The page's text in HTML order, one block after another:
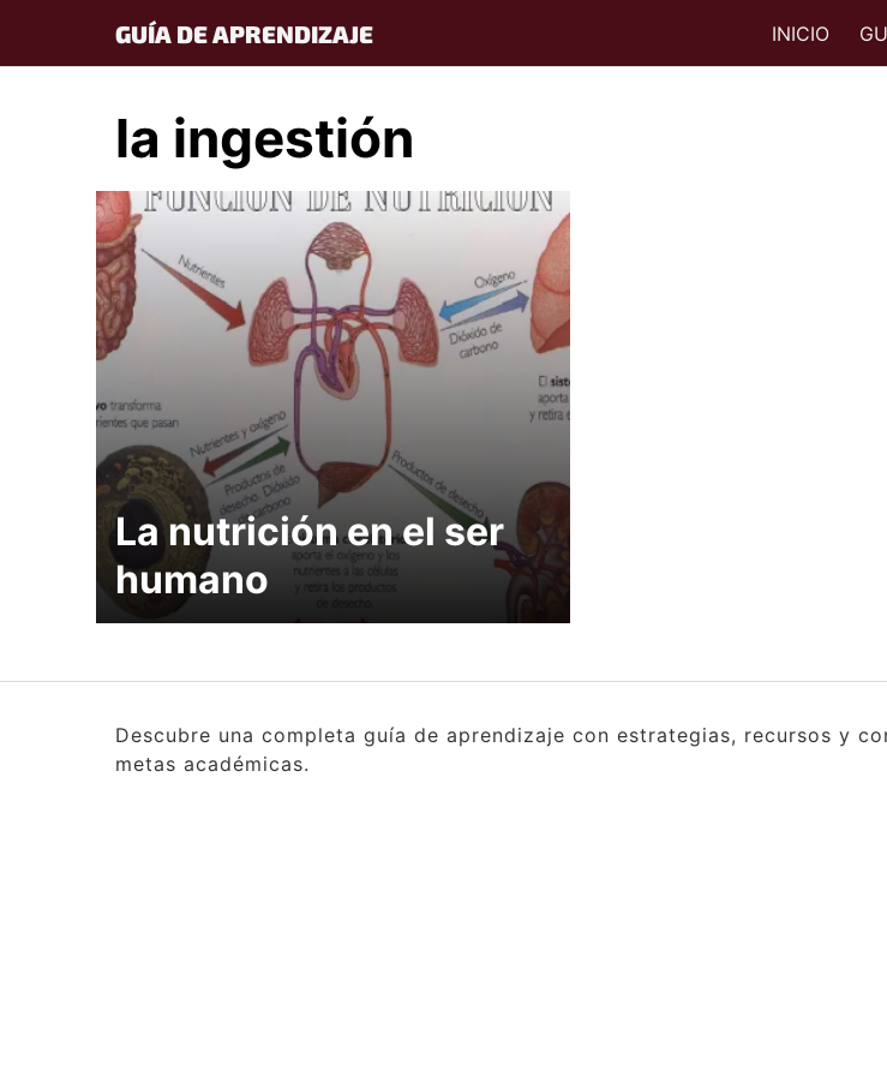
content
GUÍA DE APRENDIZAJE INICIO
la ingestión
La nutrición en el ser
humano
Descubre una completa guía de aprendizaje con estrategias, recursos y
metas académicas.